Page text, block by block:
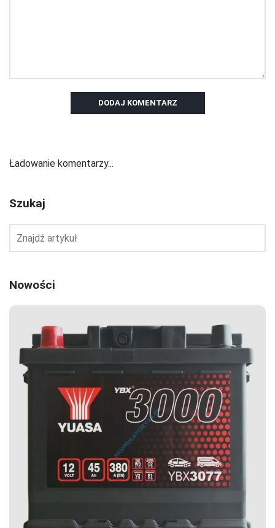
DODAJ KOMENTARZ
Ładowanie komentarzy...
Szukaj
Nowości